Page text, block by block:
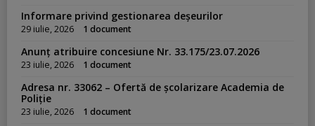
Informare privind gestionarea deșeurilor
29 iulie, 2026 1 document
Anunț atribuire concesiune Nr. 33.175/23.07.2026
23 iulie, 2026 1 document
Adresa nr. 33062 – Ofertă de școlarizare Academia de
Poliție
23 iulie, 2026 1 document